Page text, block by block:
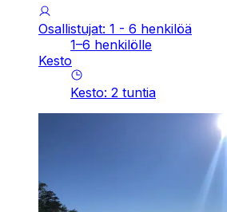
Osallistujat: 1 - 6 henkilöä
1–6 henkilölle
Kesto
Kesto: 2 tuntia